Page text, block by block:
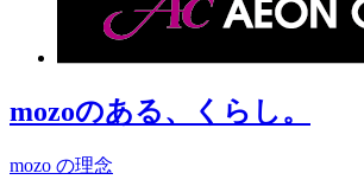
mozoのある、くらし。
mozo の理念